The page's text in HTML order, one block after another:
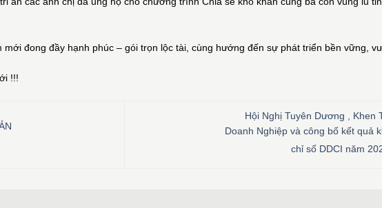
mới đong đầy hạnh phúc – gói trọn lộc tài, cùng hướng đến sự phát triển bền vững,
!!!
Hội Nghị Tuyên Dương , Khen
Doanh Nghiệp và công bố kết quả
chỉ số DDCI năm